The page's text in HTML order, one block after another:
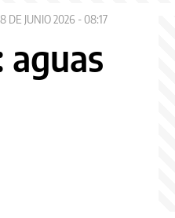
DE JUNIO 2026 - 08:17
aguas